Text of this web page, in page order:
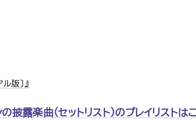
版〕』
楽曲（セットリスト）のプレイリストは